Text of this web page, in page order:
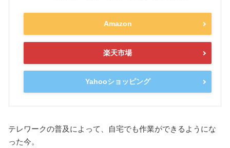
Amazon
楽天市場
Yahooショッピング
テレワークの普及によって、自宅でも作業ができるようにな
った今。